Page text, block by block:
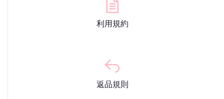
利用規約
返品規則